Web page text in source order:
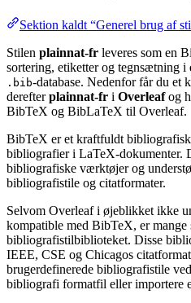
Sektion kaldt “Generel brug af
Stilen plainnat-fr leveres som en
sortering, etiketter og tegnsætning
.bib-database. Nedenfor får du
derefterplainnat-fr i Overleafog
BibTeX og BibLaTeX til Overleaf.
BibTeX er et kraftfuldt
bibliografier i LaTeX-dokumenter.
bibliografiske værktøjer og
bibliografistile og citatformater.
Selvom Overleaf i øjeblikket ikke
kompatible med BibTeX, er
bibliografistilbiblioteket. Disse
IEEE, CSE og Chicagos
brugerdefinerede bibliografistile
bibliografi formatfil eller importere